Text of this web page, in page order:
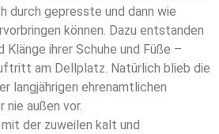
durch gepresste und dann wie
können. Dazu entstanden
ihrer Schuhe und Füße –
am Dellplatz. Natürlich blieb die
langjährigen ehrenamtlichen
nie außen vor.
der zuweilen kalt und